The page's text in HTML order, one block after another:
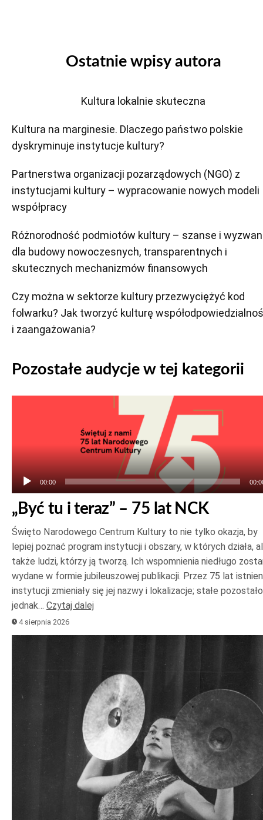
Ostatnie wpisy autora
Kultura lokalnie skuteczna
Kultura na marginesie. Dlaczego państwo polskie
dyskryminuje instytucje kultury?
Partnerstwa organizacji pozarządowych (NGO) z
instytucjami kultury – wypracowanie nowych modeli
współpracy
Różnorodność podmiotów kultury – szanse i
dla budowy nowoczesnych, transparentnych i
skutecznych mechanizmów finansowych
Czy można w sektorze kultury przezwyciężyć kod
folwarku? Jak tworzyć kulturę
i zaangażowania?
Pozostałe audycje w tej kategorii
00:00
„Być tu i teraz” – 75 lat NCK
Święto Narodowego Centrum Kultury to nie tylko okazja, by
lepiej poznać program instytucji i obszary, w których działa,
także ludzi, którzy ją tworzą. Ich wspomnienia niedługo
wydane w formie jubileuszowej publikacji. Przez 75 lat
instytucji zmieniały się jej nazwy i lokalizacje; stałe pozostało
jednak… Czytaj dalej
4 sierpnia 2026